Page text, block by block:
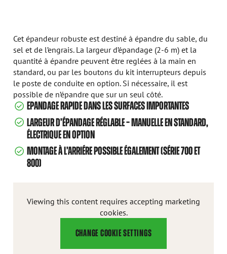
Cet épandeur robuste est destiné à épandre du sable, du
sel et de l’engrais. La largeur d’épandage (2-6 m) et la
quantité à épandre peuvent être reglées à la main en
standard, ou par les boutons du kit interrupteurs depuis
le poste de conduite en option. Si nécessaire, il est
possible de n’épandre que sur un seul côté.
EPANDAGE RAPIDE DANS LES SURFACES IMPORTANTES
LARGEUR D’ÉPANDAGE RÉGLABLE – MANUELLE EN STANDARD,
ÉLECTRIQUE EN OPTION
MONTAGE À L’ARRIÉRE POSSIBLE ÉGALEMENT (SÉRIE 700 ET
800)
Viewing this content requires accepting marketing
cookies.
CHANGE COOKIE SETTINGS